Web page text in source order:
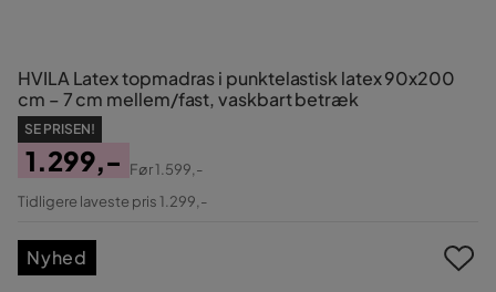
HVILA Latex topmadras i punktelastisk latex 90x200
cm – 7 cm mellem/fast, vaskbart betræk
SE PRISEN!
Pris
1.299,-
Original
Før1.599,-
Tidligere laveste pris 1.299,-
Nyhed